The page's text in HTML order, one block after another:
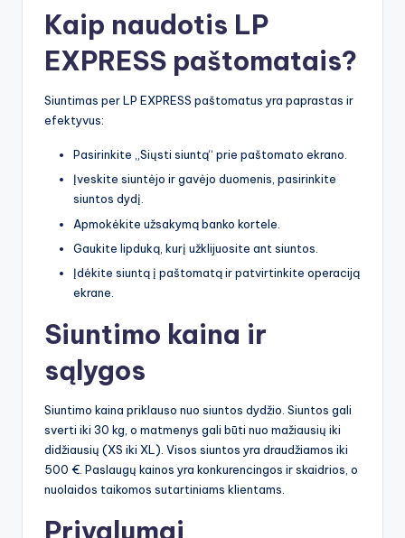
Kaip naudotis LP
EXPRESS paštomatais?
Siuntimas per LP EXPRESS paštomatus yra paprastas ir
efektyvus:
Pasirinkite „Siųsti siuntą“ prie paštomato ekrano.
Įveskite siuntėjo ir gavėjo duomenis, pasirinkite
siuntos dydį.
Apmokėkite užsakymą banko kortele.
Gaukite lipduką, kurį užklijuosite ant siuntos.
Įdėkite siuntą į paštomatą ir patvirtinkite operaciją
ekrane.
Siuntimo kaina ir
sąlygos
Siuntimo kaina priklauso nuo siuntos dydžio. Siuntos gali
sverti iki 30 kg, o matmenys gali būti nuo mažiausių iki
didžiausių (XS iki XL). Visos siuntos yra draudžiamos iki
500 €. Paslaugų kainos yra konkurencingos ir skaidrios, o
nuolaidos taikomos sutartiniams klientams.
Privalumai